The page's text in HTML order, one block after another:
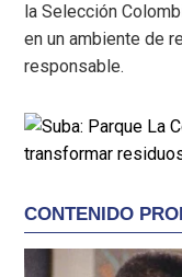
la Selección
en un ambiente de
responsable.